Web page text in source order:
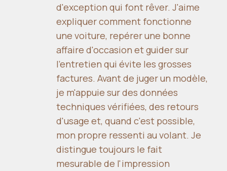
d'exception qui font rêver. J'aime
expliquer comment fonctionne
une voiture, repérer une bonne
affaire d'occasion et guider sur
l'entretien qui évite les grosses
factures. Avant de juger un modèle,
je m'appuie sur des données
techniques vérifiées, des retours
d'usage et, quand c'est possible,
mon propre ressenti au volant. Je
distingue toujours le fait
mesurable de l'impression